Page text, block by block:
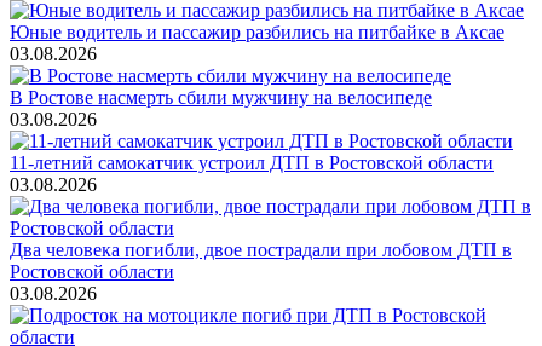
Юные водитель и пассажир разбились на питбайке в Аксае
03.08.2026
В Ростове насмерть сбили мужчину на велосипеде
03.08.2026
11-летний самокатчик устроил ДТП в Ростовской области
03.08.2026
Два человека погибли, двое пострадали при лобовом ДТП в
Ростовской области
03.08.2026